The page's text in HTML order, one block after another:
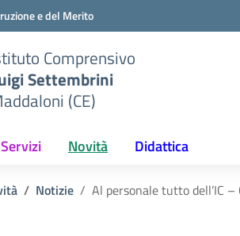
e del Merito
Comprensivo
Settembrini
(CE)
Servizi Novità Didattica
Notizie Al personale tutto dell’IC